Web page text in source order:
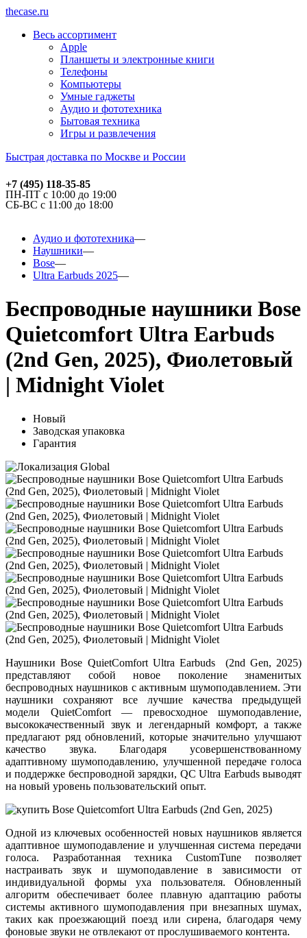
thecase.ru
Весь ассортимент
Apple
Планшеты и электронные книги
Телефоны
Компьютеры
Умные гаджеты
Аудио и фототехника
Бытовая техника
Игры и развлечения
Быстрая доставка по Москве и России
+7 (495) 118-35-85
ПН-ПТ с 10:00 до 19:00
СБ-ВС с 11:00 до 18:00
Аудио и фототехника
Наушники
Bose
Ultra Earbuds 2025
Беспроводные наушники Bose
Quietcomfort Ultra Earbuds
(2nd Gen, 2025), Фиолетовый
| Midnight Violet
Новый
Заводская упаковка
Гарантия
Наушники Bose QuietComfort Ultra Earbuds (2nd Gen, 2025)
представляют собой новое поколение знаменитых
беспроводных наушников с активным шумоподавлением. Эти
наушники сохраняют все лучшие качества предыдущей
модели QuietComfort — превосходное шумоподавление,
высококачественный звук и легендарный комфорт, а также
предлагают ряд обновлений, которые значительно улучшают
качество звука. Благодаря усовершенствованному
адаптивному шумоподавлению, улучшенной передаче голоса
и поддержке беспроводной зарядки, QC Ultra Earbuds выводят
на новый уровень пользовательский опыт.
Одной из ключевых особенностей новых наушников является
адаптивное шумоподавление и улучшенная система передачи
голоса. Разработанная техника CustomTune позволяет
настраивать звук и шумоподавление в зависимости от
индивидуальной формы уха пользователя. Обновленный
алгоритм обеспечивает более плавную адаптацию работы
системы активного шумоподавления при внезапных шумах,
таких как проезжающий поезд или сирена, благодаря чему
фоновые звуки не отвлекают от прослушиваемого контента.